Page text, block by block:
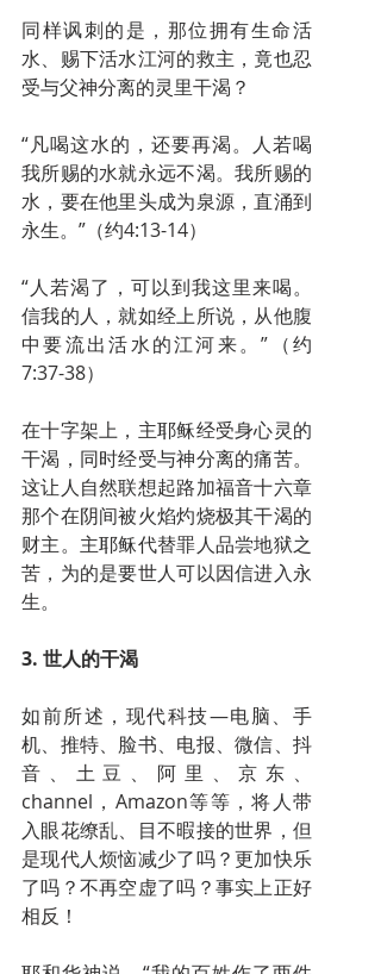
同样讽刺的是，那位拥有生命活
水、赐下活水江河的救主，竟也忍
受与父神分离的灵里干渴？
“凡喝这水的，还要再渴。人若喝
我所赐的水就永远不渴。我所赐的
水，要在他里头成为泉源，直涌到
永生。”（约4:13-14）
“人若渴了，可以到我这里来喝。
信我的人，就如经上所说，从他腹
中要流出活水的江河来。”（约
7:37-38）
在十字架上，主耶稣经受身心灵的
干渴，同时经受与神分离的痛苦。
这让人自然联想起路加福音十六章
那个在阴间被火焰灼烧极其干渴的
财主。主耶稣代替罪人品尝地狱之
苦，为的是要世人可以因信进入永
生。
3. 世人的干渴
如前所述，现代科技—电脑、手
机、推特、脸书、电报、微信、抖
音、土豆、阿里、京东、
channel，Amazon等等，将人带
入眼花缭乱、目不暇接的世界，但
是现代人烦恼减少了吗？更加快乐
了吗？不再空虚了吗？事实上正好
相反！